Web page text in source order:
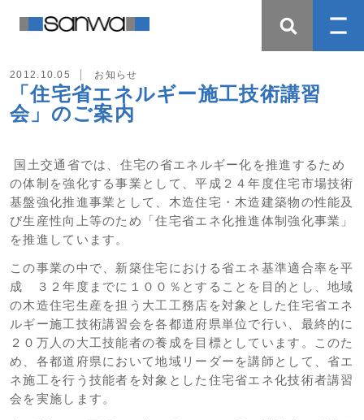
2012.10.05 お知らせ
「住宅省エネルギー施工技術講習
会」のご案内
国土交通省では、住宅の省エネルギー化を推進するため
の体制を強化する事業として、平成２４年度住宅市場技術
基盤強化推進事業として、木造住宅・木造建築物の性能及
び生産性向上等のため「住宅省エネ化推進体制強化事業」
を推進しています。
この事業の中で、新築住宅における省エネ基準適合率を平
成 ３２年度までに１００％とすることを目的とし、地域
の木造住宅生産を担う大工工務店を対象とした住宅省エネ
ルギー施工技術講習会を各都道府県単位で行い、最終的に
２０万人の大工技能者の養成を目標としています。このた
め、各都道府県において地域リーダーを講師として、省エ
ネ施工を行う技能者を対象とした住宅省エネ化技術者講習
会を実施します。